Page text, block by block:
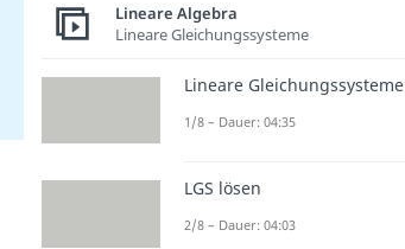
Lineare Algebra
Lineare Gleichungssysteme
Lineare Gleichungssysteme
1/8 – Dauer: 04:35
LGS lösen
2/8 – Dauer: 04:03